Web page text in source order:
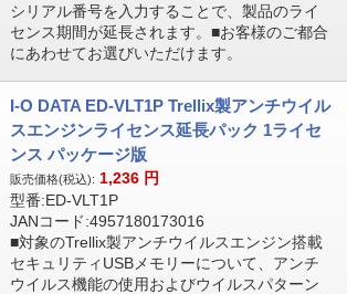
シリアル番号を入力することで、製品のライ
センス期間が延長されます。■お客様のご都合
にあわせてお選びいただけます。
I-O DATA ED-VLT1P Trellix製アンチウイル
スエンジンライセンス延長パック 1ライセ
ンス パッケージ版
販売価格(税込): 1,236 円
型番:ED-VLT1P
JANコード:4957180173016
■対象のTrellix製アンチウイルスエンジン搭載
セキュリティUSBメモリーについて、アンチ
ウイルス機能の使用およびウイルスパターン